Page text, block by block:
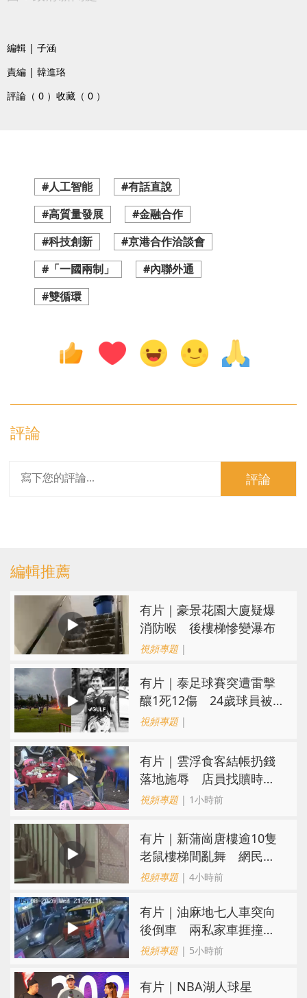
編輯 | 子涵
責編 | 韓進珞
評論（ 0 ） 收藏（ 0 ）
#人工智能
#有話直說
#高質量發展
#金融合作
#科技創新
#京港合作洽談會
#「一國兩制」
#內聯外通
#雙循環
評論
評論
編輯推薦
有片｜豪景花園大廈疑爆
消防喉 後樓梯慘變瀑布
視頻專題|
有片｜泰足球賽突遭雷擊
釀1死12傷 24歲球員被
閃電劈中亡
視頻專題|
​有片｜雲浮食客結帳扔錢
落地施辱 店員找贖時還
施彼身獲老闆肯定
視頻專題| 1小時前
有片｜新蒲崗唐樓逾10隻
老鼠樓梯間亂舞 網民嚇
親：每次經過都要好大勇
視頻專題| 4小時前
有片｜油麻地七人車突向
後倒車 兩私家車捱撞
司機不顧而去
視頻專題| 5小時前
有片｜NBA湖人球星